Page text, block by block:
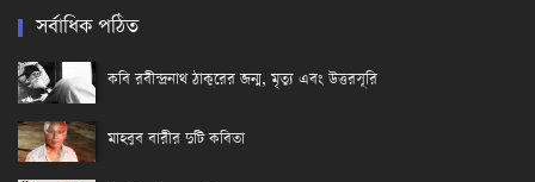
সর্বাধিক পঠিত
কবি রবীন্দ্রনাথ ঠাকুরের জন্ম, মৃত্যু এবং উত্তরসূরি
মাহবুব বারীর দুটি কবিতা